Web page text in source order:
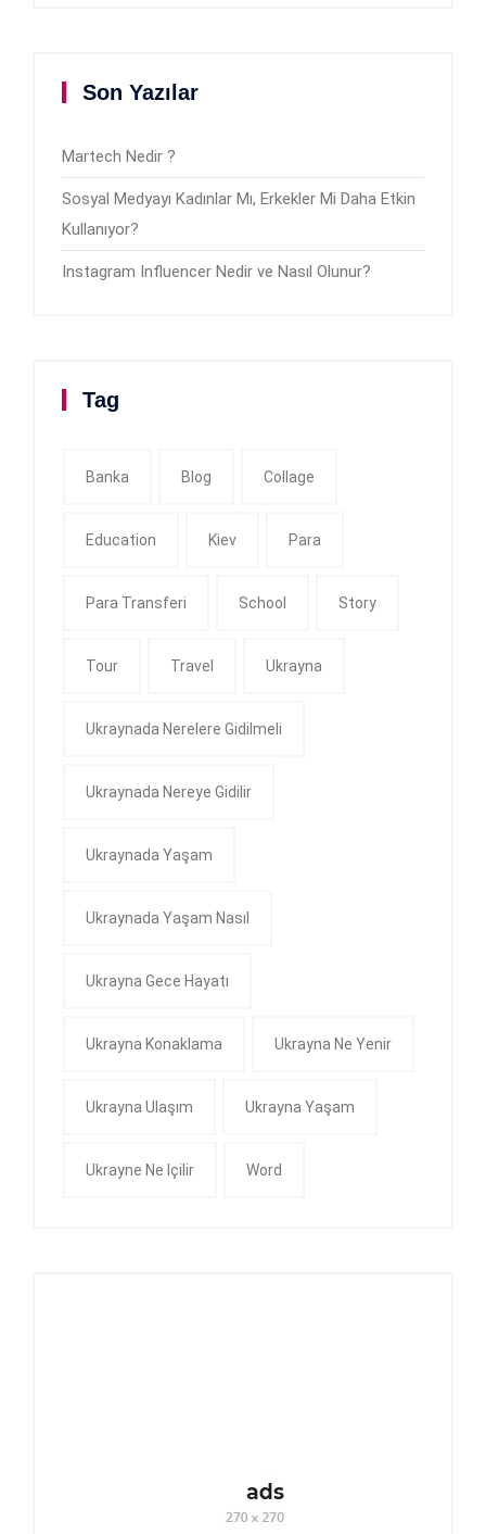
Son Yazılar
Martech Nedir ?
Sosyal Medyayı Kadınlar Mı, Erkekler Mi Daha Etkin
Kullanıyor?
Instagram Influencer Nedir ve Nasıl Olunur?
Tag
Banka Blog Collage
Education Kiev Para
Para Transferi School Story
Tour Travel Ukrayna
Ukraynada Nerelere Gidilmeli
Ukraynada Nereye Gidilir
Ukraynada Yaşam
Ukraynada Yaşam Nasıl
Ukrayna Gece Hayatı
Ukrayna Konaklama Ukrayna Ne Yenir
Ukrayna Ulaşım Ukrayna Yaşam
Ukrayne Ne Içilir Word